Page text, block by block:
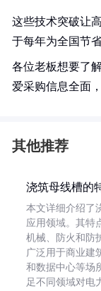
这些技术突破让
于每年为全国节
各位老板想要了
爱采购信息全面
其他推荐
浇筑母线槽的
本文详细介绍了
应用领域。其特
机械、防火和防
广泛用于商业建
和数据中心等场
足不同领域对电